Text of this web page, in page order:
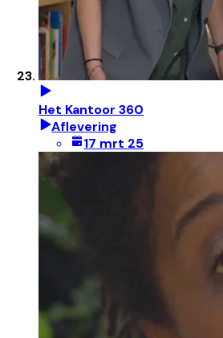
Het Kantoor 360
Aflevering
17 mrt 25